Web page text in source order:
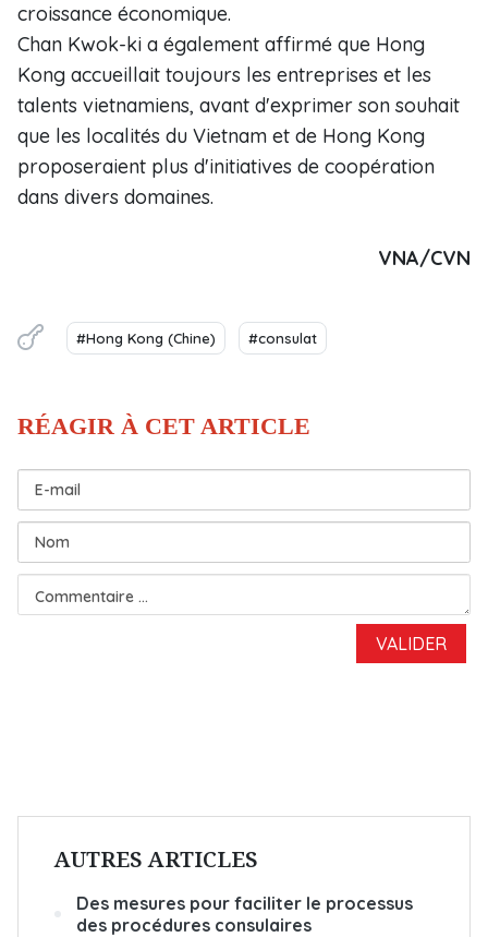
croissance économique.
Chan Kwok-ki a également affirmé que Hong
Kong accueillait toujours les entreprises et les
talents vietnamiens, avant d'exprimer son souhait
que les localités du Vietnam et de Hong Kong
proposeraient plus d'initiatives de coopération
dans divers domaines.
VNA/CVN
#Hong Kong (Chine) #consulat
AUTRES ARTICLES
Des mesures pour faciliter le processus
des procédures consulaires